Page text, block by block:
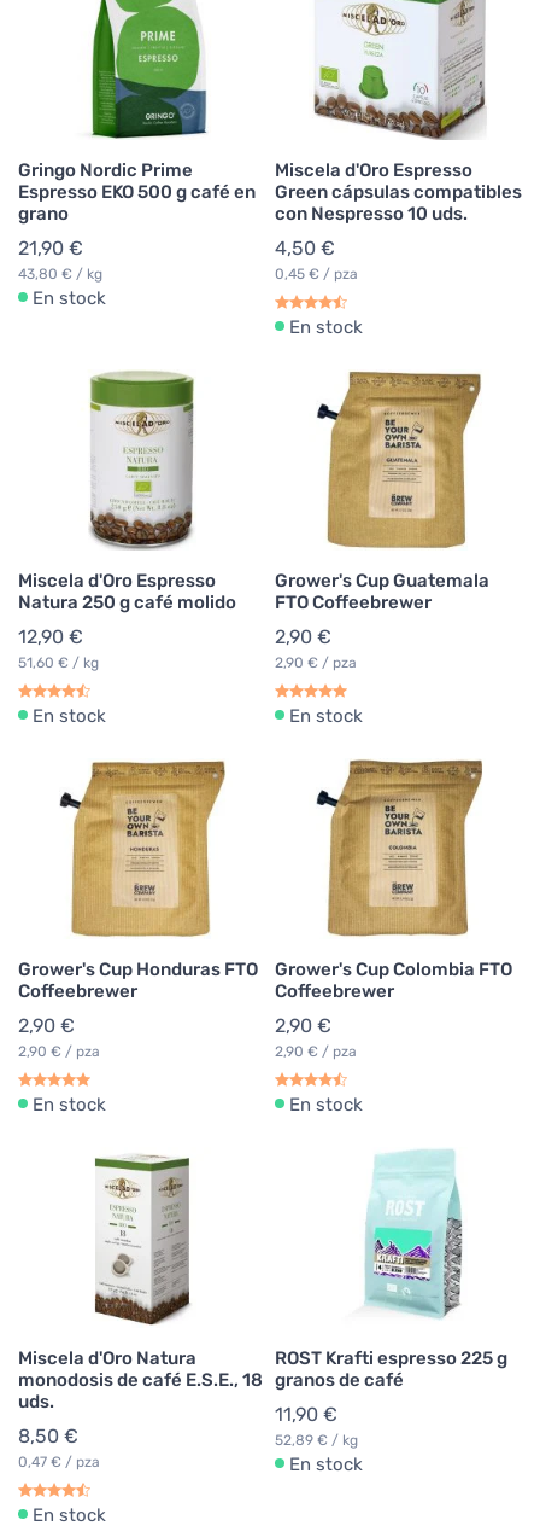
Gringo Nordic Prime
Espresso EKO 500 g café en
grano
21,90 €
43,80 € / kg
En stock
Miscela d'Oro Espresso
Green cápsulas compatibles
con Nespresso 10 uds.
4,50 €
0,45 € / pza
En stock
Miscela d'Oro Espresso
Natura 250 g café molido
12,90 €
51,60 € / kg
En stock
Grower's Cup Guatemala
FTO Coffeebrewer
2,90 €
2,90 € / pza
En stock
Grower's Cup Honduras FTO
Coffeebrewer
2,90 €
2,90 € / pza
En stock
Grower's Cup Colombia FTO
Coffeebrewer
2,90 €
2,90 € / pza
En stock
Miscela d'Oro Natura
monodosis de café E.S.E., 18
uds.
8,50 €
0,47 € / pza
En stock
ROST Krafti espresso 225 g
granos de café
11,90 €
52,89 € / kg
En stock